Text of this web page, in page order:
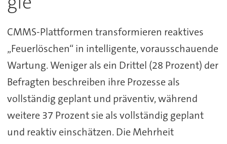
CMMS-Plattformen transformieren reaktives
„Feuerlöschen“ in intelligente, vorausschauende
Wartung. Weniger als ein Drittel (28 Prozent) der
Befragten beschreiben ihre Prozesse als
vollständig geplant und präventiv, während
weitere 37 Prozent sie als vollständig geplant
und reaktiv einschätzen. Die Mehrheit